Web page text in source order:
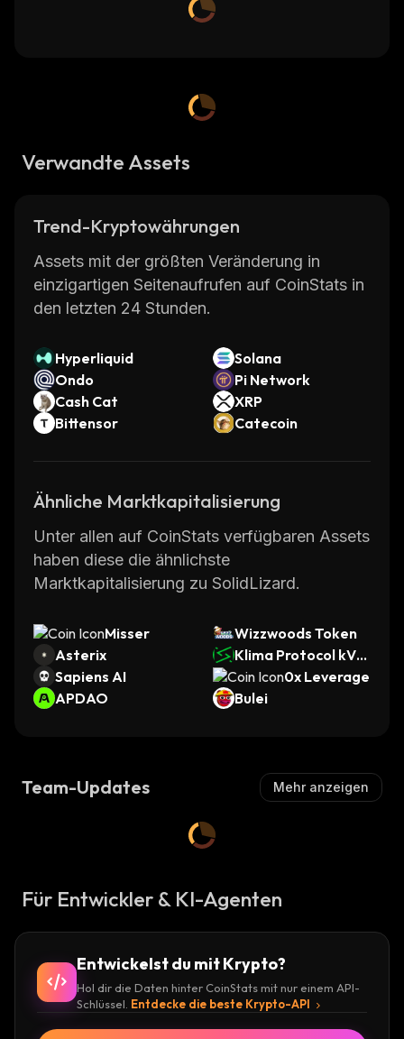
Verwandte Assets
Trend-Kryptowährungen
Assets mit der größten Veränderung in
einzigartigen Seitenaufrufen auf CoinStats in
den letzten 24 Stunden.
Hyperliquid
Solana
Ondo
Pi Network
Cash Cat
XRP
Bittensor
Catecoin
Ähnliche Marktkapitalisierung
Unter allen auf CoinStats verfügbaren Assets
haben diese die ähnlichste
Marktkapitalisierung zu SolidLizard.
Misser
Wizzwoods Token
Asterix
Klima Protocol kVC
M
Sapiens AI
0x Leverage
APDAO
Bulei
Team-Updates Mehr anzeigen
Für Entwickler & KI-Agenten
Entwickelst du mit Krypto?
Hol dir die Daten hinter CoinStats mit nur einem API-
Schlüssel. Entdecke die beste Krypto-API